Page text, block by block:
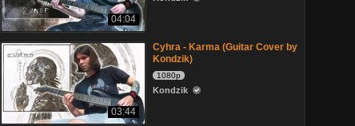
04:04
03:44
Cyhra - Karma (Guitar Cover by
Kondzik)
1080p
Kondzik